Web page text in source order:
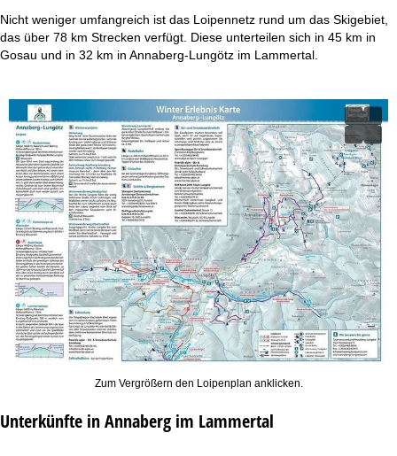
e
Nicht weniger umfangreich ist das Loipennetz rund um das Skigebiet,
das über 78 km Strecken verfügt. Diese unterteilen sich in 45 km in
Gosau und in 32 km in Annaberg-Lungötz im Lammertal.
Zum Vergrößern den Loipenplan anklicken.
Unterkünfte in Annaberg im Lammertal